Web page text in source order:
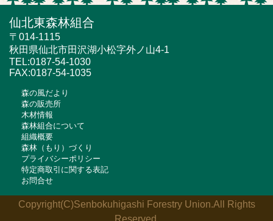
仙北東森林組合
〒014-1115
秋田県仙北市田沢湖小松字外ノ山4-1
TEL:0187-54-1030
FAX:0187-54-1035
森の風だより
森の販売所
木材情報
森林組合について
組織概要
森林（もり）づくり
プライバシーポリシー
特定商取引に関する表記
お問合せ
Copyright(C)Senbokuhigashi Forestry Union.All Rights